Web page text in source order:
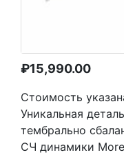
₽15,990.00
Стоимость
Уникальная
тембрально
СЧ динамики